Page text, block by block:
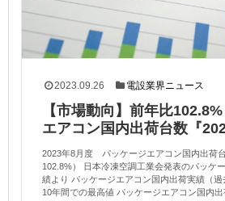
2023.09.26 電設業界ニュース
【市場動向】前年比
エアコン国内出荷台数『
2023年8月度 パッケージエアコン国内出荷
102.8%） 日本冷凍空調工業会発表のパッケ
績より パッケージエアコン国内出荷実績（
10年間での最高値 パッケージエアコン国内出